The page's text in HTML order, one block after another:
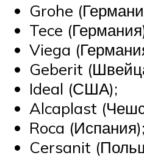
Grohe
Tece
Viega
Geberit
Ideal (США);
Alcaplast
Roca (Испания);
Cersanit